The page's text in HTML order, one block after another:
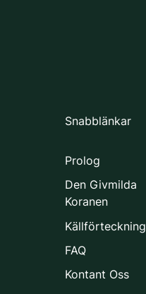
Snabblänkar
Prolog
Den Givmilda
Koranen
Källförteckning
FAQ
Kontant Oss